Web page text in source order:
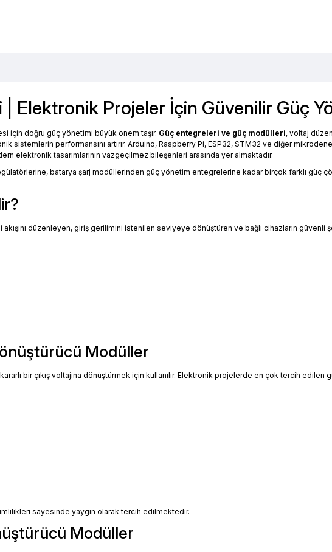
Elektronik Projeler İçin Güvenilir Güç
için doğru güç yönetimi büyük önem taşır. Güç entegreleri ve güç modülleri, voltaj
sistemlerin performansını artırır. Arduino, Raspberry Pi, ESP32, STM32 ve diğer
elektronik tasarımlarının vazgeçilmez bileşenleri arasında yer almaktadır.
batarya şarj modüllerinden güç yönetim entegrelerine kadar birçok farklı güç
düzenleyen, giriş gerilimini istenilen seviyeye dönüştüren ve bağlı cihazların güvenli
Modüller
bir çıkış voltajına dönüştürmek için kullanılır. Elektronik projelerde en çok tercih edilen
sayesinde yaygın olarak tercih edilmektedir.
Modüller